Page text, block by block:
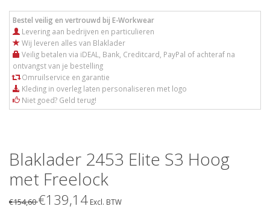
Bestel veilig en vertrouwd bij E-Workwear
Levering aan bedrijven en particulieren
Wij leveren alles van Blaklader
Veilig betalen via iDEAL, Bank, Creditcard, PayPal of achteraf na
ontvangst van je bestelling
Omruilservice en garantie
Kleding in overleg laten personaliseren met logo
Niet goed? Geld terug!
Blaklader 2453 Elite S3 Hoog
met Freelock
€154,60€139,14 Excl. BTW